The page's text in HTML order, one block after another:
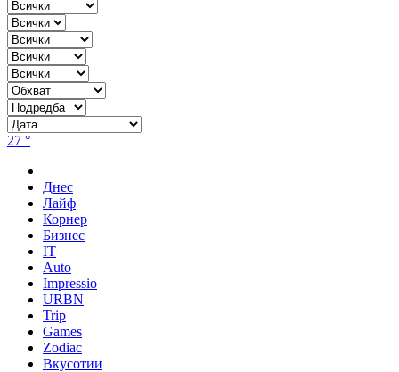
27 °
Днес
Лайф
Корнер
Бизнес
IT
Auto
Impressio
URBN
Trip
Games
Zodiac
Вкусотии